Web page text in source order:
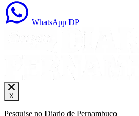
WhatsApp DP
X
Pesquise no Diario de Pernambuco